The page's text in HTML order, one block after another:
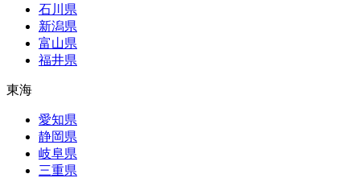
石川県
新潟県
富山県
福井県
東海
愛知県
静岡県
岐阜県
三重県